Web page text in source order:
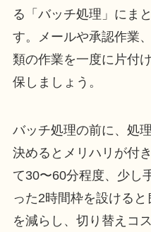
る「バッチ処理」にま
す。メールや承認作業
類の作業を一度に片付
保しましょう。
バッチ処理の前に、処
決めるとメリハリが付
て30〜60分程度、少し
った2時間枠を設ける
を減らし、切り替えコ